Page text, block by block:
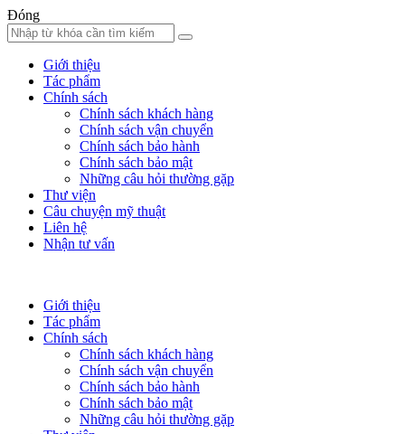
Đóng
Giới thiệu
Tác phẩm
Chính sách
Chính sách khách hàng
Chính sách vận chuyển
Chính sách bảo hành
Chính sách bảo mật
Những câu hỏi thường gặp
Thư viện
Câu chuyện mỹ thuật
Liên hệ
Nhận tư vấn
Giới thiệu
Tác phẩm
Chính sách
Chính sách khách hàng
Chính sách vận chuyển
Chính sách bảo hành
Chính sách bảo mật
Những câu hỏi thường gặp